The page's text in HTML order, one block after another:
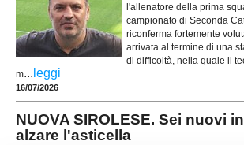
l'allenatore della prima
campionato di Seconda
riconferma fortemente
arrivata al termine di una
di difficoltà, nella quale il
m... leggi
16/07/2026
NUOVA SIROLESE. Sei nuovi
alzare l'asticella